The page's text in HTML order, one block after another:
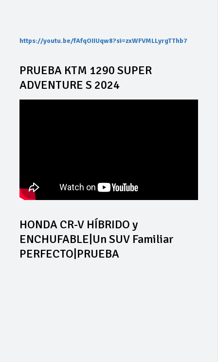
https://youtu.be/fAfqOIIUqw8?si=zxWFVMLLyrgTThb7
PRUEBA KTM 1290 SUPER
ADVENTURE S 2024
HONDA CR-V HÍBRIDO y
ENCHUFABLE|Un SUV Familiar
PERFECTO|PRUEBA